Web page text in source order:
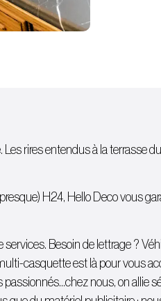
rires entendus à la terrasse
H24, Hello Deco vous
Besoin de lettrage ?
casquette est là pour vous
nous, on allie